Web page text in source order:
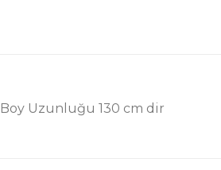
Boy Uzunluğu 130 cm dir